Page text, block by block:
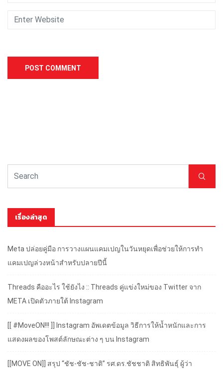
เรื่องล่าสุด
Meta ปล่อยคู่มือ การวางแผนแคมเปญในวันหยุดเพื่อช่วยให้การทำ
แคมเปญล่วงหน้าสำหรับปลายปีนี้
Threads คืออะไร ใช้ยังไง :: Threads คู่แข่งใหม่ของ Twitter จาก
META เปิดตัวภายใต้ Instagram
[[ #MoveON!!! ]] Instagram อัพเดตข้อมูล วิธีการให้น้ำหนักและการ
แสดงผลของโพสต์ลักษณะต่าง ๆ บน Instagram
[[MOVE ON]] สรุป “ชัช-ชัช-ชาติ” รศ.ดร.ชัชชาติ สิทธิพันธุ์ ผู้ว่า